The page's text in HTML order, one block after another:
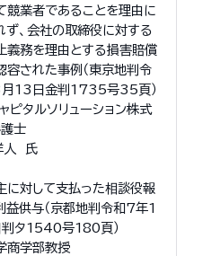
競業者であることを理由に
ず、会社の取締役に対する
義務を理由とする損害賠償
容された事例（東京地判令
13日金判1735号35頁）
ピタルソリューション株式
護士
人 氏
対して支払った相談役報
益供与（京都地判令和7年1
タ1540号180頁）
商学部教授